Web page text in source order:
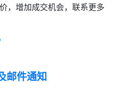
，增加成交机会，联系更多
邮件通知